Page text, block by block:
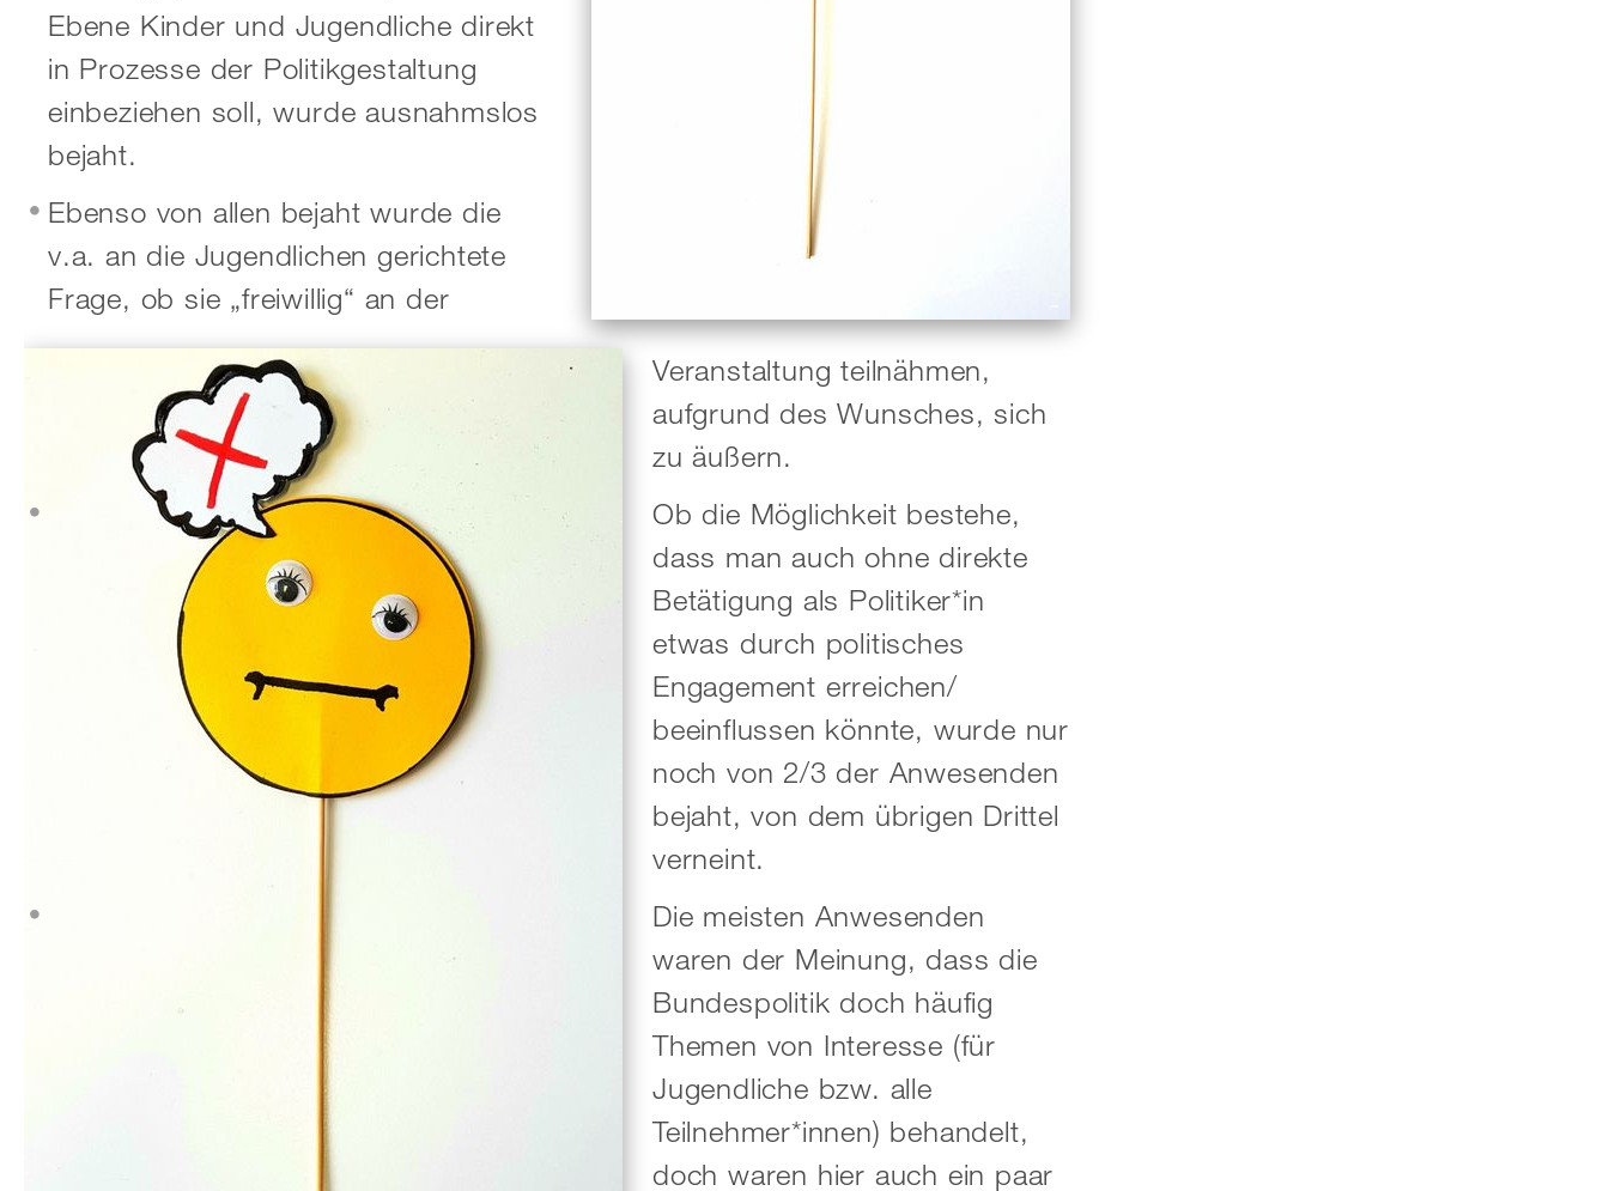
Ebene Kinder und Jugendliche direkt
in Prozesse der Politikgestaltung
einbeziehen soll, wurde ausnahmslos
bejaht.
Ebenso von allen bejaht wurde die
v.a. an die Jugendlichen gerichtete
Frage, ob sie „freiwillig“ an der
Veranstaltung teilnähmen,
aufgrund des Wunsches, sich
zu äußern.
Ob die Möglichkeit bestehe,
dass man auch ohne direkte
Betätigung als Politiker*in
etwas durch politisches
Engagement erreichen/
beeinflussen könnte, wurde nur
noch von 2/3 der Anwesenden
bejaht, von dem übrigen Drittel
verneint.
Die meisten Anwesenden
waren der Meinung, dass die
Bundespolitik doch häufig
Themen von Interesse (für
Jugendliche bzw. alle
Teilnehmer*innen) behandelt,
doch waren hier auch ein paar